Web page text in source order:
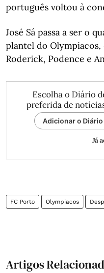
português voltou à
José Sá passa a ser o
plantel do
Roderick, Podence e
Escolha o Diário
preferida de
Adicionar o
Já
FC Porto Olympiacos
Artigos